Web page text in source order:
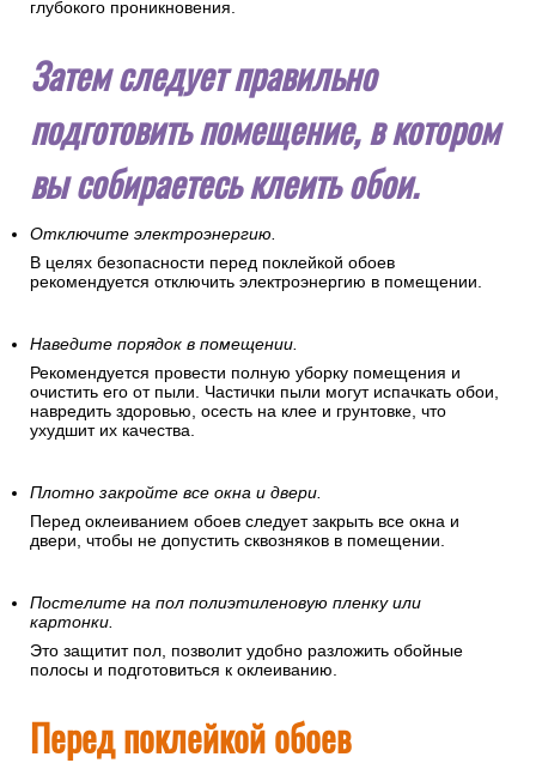
Нанесите грунтовку ровным тонким слоем на стену с
помощью валика. Избегайте попадания брызг грунтовки на
потолок и пол. Рекомендуется выбирать грунтовку
глубокого проникновения.
Затем следует правильно
подготовить помещение, в котором
Отключите электроэнергию.
В целях безопасности перед поклейкой обоев
рекомендуется отключить электроэнергию в помещении.
Рекомендуется провести полную уборку помещения и
очистить его от пыли. Частички пыли могут испачкать обои,
навредить здоровью, осесть на клее и грунтовке, что
Плотно закройте все окна и двери.
Перед оклеиванием обоев следует закрыть все окна и
двери, чтобы не допустить сквозняков в помещении.
Постелите на пол полиэтиленовую пленку или
картонки.